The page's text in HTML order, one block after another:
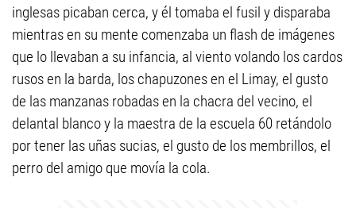
inglesas picaban cerca, y él tomaba el fusil y disparaba
mientras en su mente comenzaba un flash de imágenes
que lo llevaban a su infancia, al viento volando los cardos
rusos en la barda, los chapuzones en el Limay, el gusto
de las manzanas robadas en la chacra del vecino, el
delantal blanco y la maestra de la escuela 60 retándolo
por tener las uñas sucias, el gusto de los membrillos, el
perro del amigo que movía la cola.